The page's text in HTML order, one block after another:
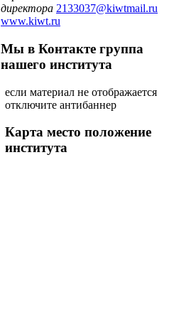
директора 2133037@kiwtmail.ru
www.kiwt.ru
Мы в Контакте группа
нашего института
если материал не отображается
отключите антибаннер
Карта место положение
института